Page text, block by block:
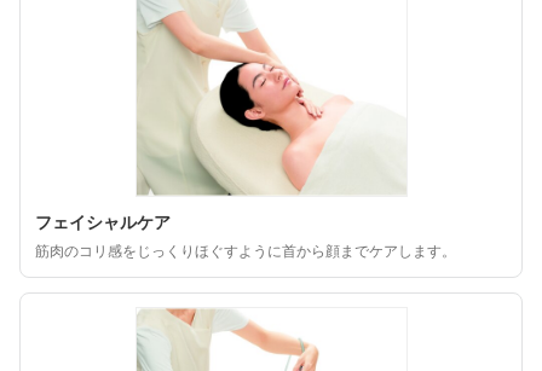
フェイシャルケア
筋肉のコリ感をじっくりほぐすように首から顔までケアします。